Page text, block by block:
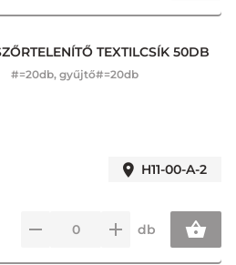
TEXTILCSÍK 50DB
#=20db, gyűjtő#=20db
H11-00-A-2
db